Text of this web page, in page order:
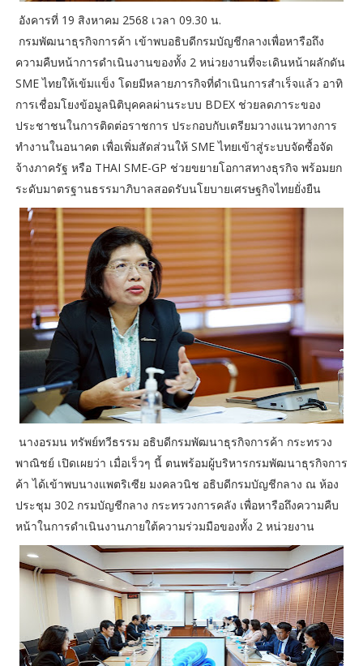
อังคารที่ 19 สิงหาคม 2568 เวลา 09.30 น.
กรมพัฒนาธุรกิจการค้า เข้าพบอธิบดีกรมบัญชีกลางเพื่อหารือถึง
ความคืบหน้าการดำเนินงานของทั้ง 2 หน่วยงานที่จะเดินหน้าผลักดัน
SME ไทยให้เข้มแข็ง โดยมีหลายภารกิจที่ดำเนินการสำเร็จแล้ว อาทิ
การเชื่อมโยงข้อมูลนิติบุคคลผ่านระบบ BDEX ช่วยลดภาระของ
ประชาชนในการติดต่อราชการ ประกอบกับเตรียมวางแนวทางการ
ทำงานในอนาคต เพื่อเพิ่มสัดส่วนให้ SME ไทยเข้าสู่ระบบจัดซื้อจัด
จ้างภาครัฐ หรือ THAI SME-GP ช่วยขยายโอกาสทางธุรกิจ พร้อมยก
ระดับมาตรฐานธรรมาภิบาลสอดรับนโยบายเศรษฐกิจไทยยั่งยืน
นางอรมน ทรัพย์ทวีธรรม อธิบดีกรมพัฒนาธุรกิจการค้า กระทรวง
พาณิชย์ เปิดเผยว่า เมื่อเร็วๆ นี้ ตนพร้อมผู้บริหารกรมพัฒนาธุรกิจการ
ค้า ได้เข้าพบนางแพตริเซีย มงคลวนิช อธิบดีกรมบัญชีกลาง ณ ห้อง
ประชุม 302 กรมบัญชีกลาง กระทรวงการคลัง เพื่อหารือถึงความคืบ
หน้าในการดำเนินงานภายใต้ความร่วมมือของทั้ง 2 หน่วยงาน